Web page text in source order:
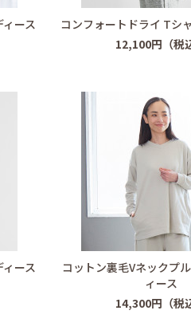
ース
コンフォートドライ Tシ
12,100円（税
ース
コットン裏毛Vネックプ
ィース
14,300円（税